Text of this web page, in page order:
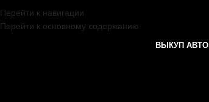
Перейти к навигации
Перейти к основному содержанию
ВЫКУП АВТО